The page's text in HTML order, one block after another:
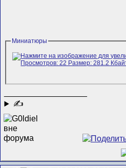
Миниатюры
✍